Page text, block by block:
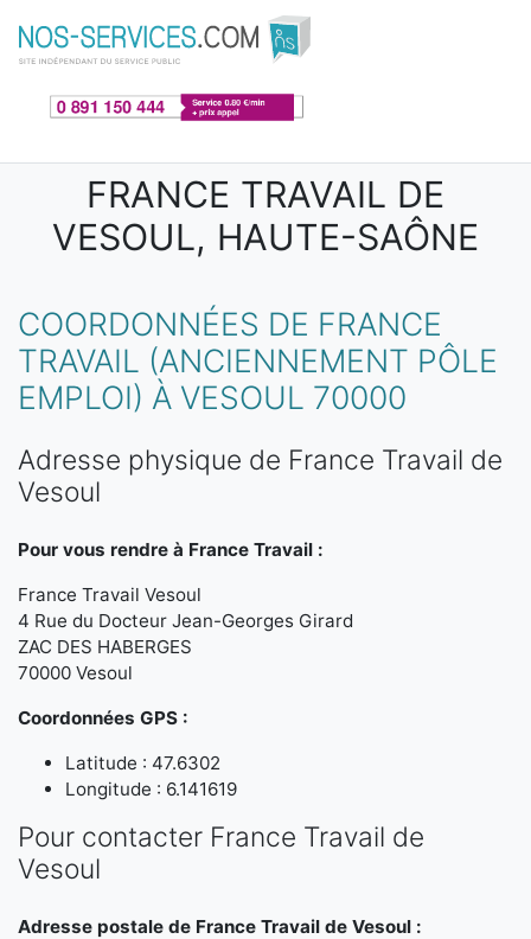
Aller au contenu principal
FRANCE TRAVAIL DE
VESOUL, HAUTE-SAÔNE
COORDONNÉES DE FRANCE
TRAVAIL (ANCIENNEMENT PÔLE
EMPLOI) À VESOUL 70000
Adresse physique de France Travail de
Vesoul
Pour vous rendre à France Travail :
France Travail Vesoul
4 Rue du Docteur Jean-Georges Girard
ZAC DES HABERGES
70000 Vesoul
Coordonnées GPS :
Latitude : 47.6302
Longitude : 6.141619
Pour contacter France Travail de
Vesoul
Adresse postale de France Travail de Vesoul :